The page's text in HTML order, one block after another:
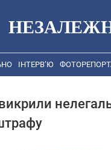
ІНТЕРВ’Ю